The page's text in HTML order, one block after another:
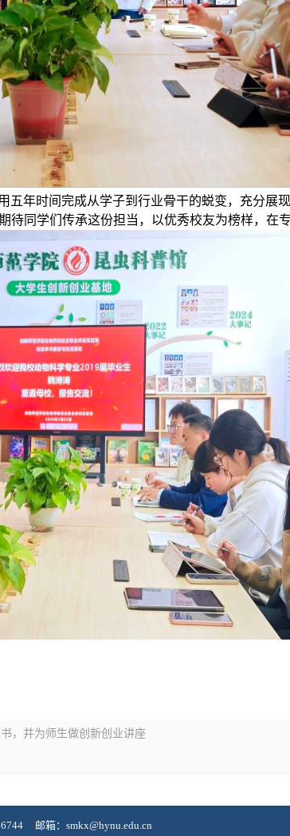
年时间完成从学子到行业骨干的蜕变，充分展
同学们传承这份担当，以优秀校友为榜样，在
，并为师生做创新创业讲座
邮箱： smkx@hynu.edu.cn